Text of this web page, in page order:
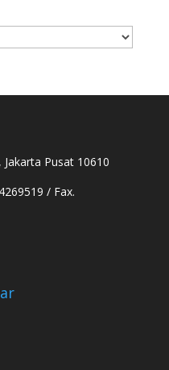
Jakarta Pusat 10610
/ Fax.